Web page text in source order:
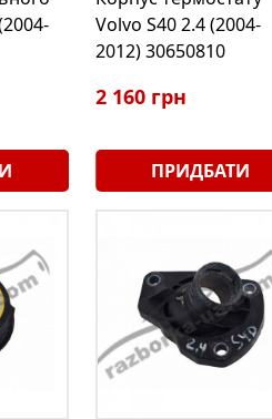
Volvo S40 2.4 (2004-
2012) 30650810
2 160 грн
ПРИДБАТИ